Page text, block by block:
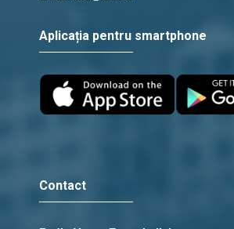
Aplicația pentru smartphone
Contact